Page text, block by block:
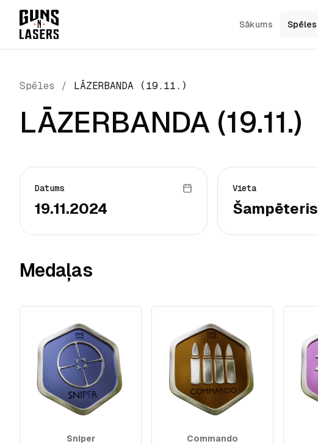
Sākums Spēles
Spēles / LĀZERBANDA (19.11.)
LĀZERBANDA (19.11.)
Datums
19.11.2024
Vieta
Šampēteris
Medaļas
Sniper Commando